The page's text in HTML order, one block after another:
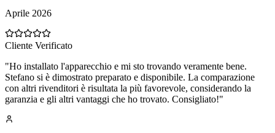
Aprile 2026
Cliente Verificato
"Ho installato l'apparecchio e mi sto trovando veramente bene.
Stefano si è dimostrato preparato e disponibile. La comparazione
con altri rivenditori è risultata la più favorevole, considerando la
garanzia e gli altri vantaggi che ho trovato. Consigliato!"